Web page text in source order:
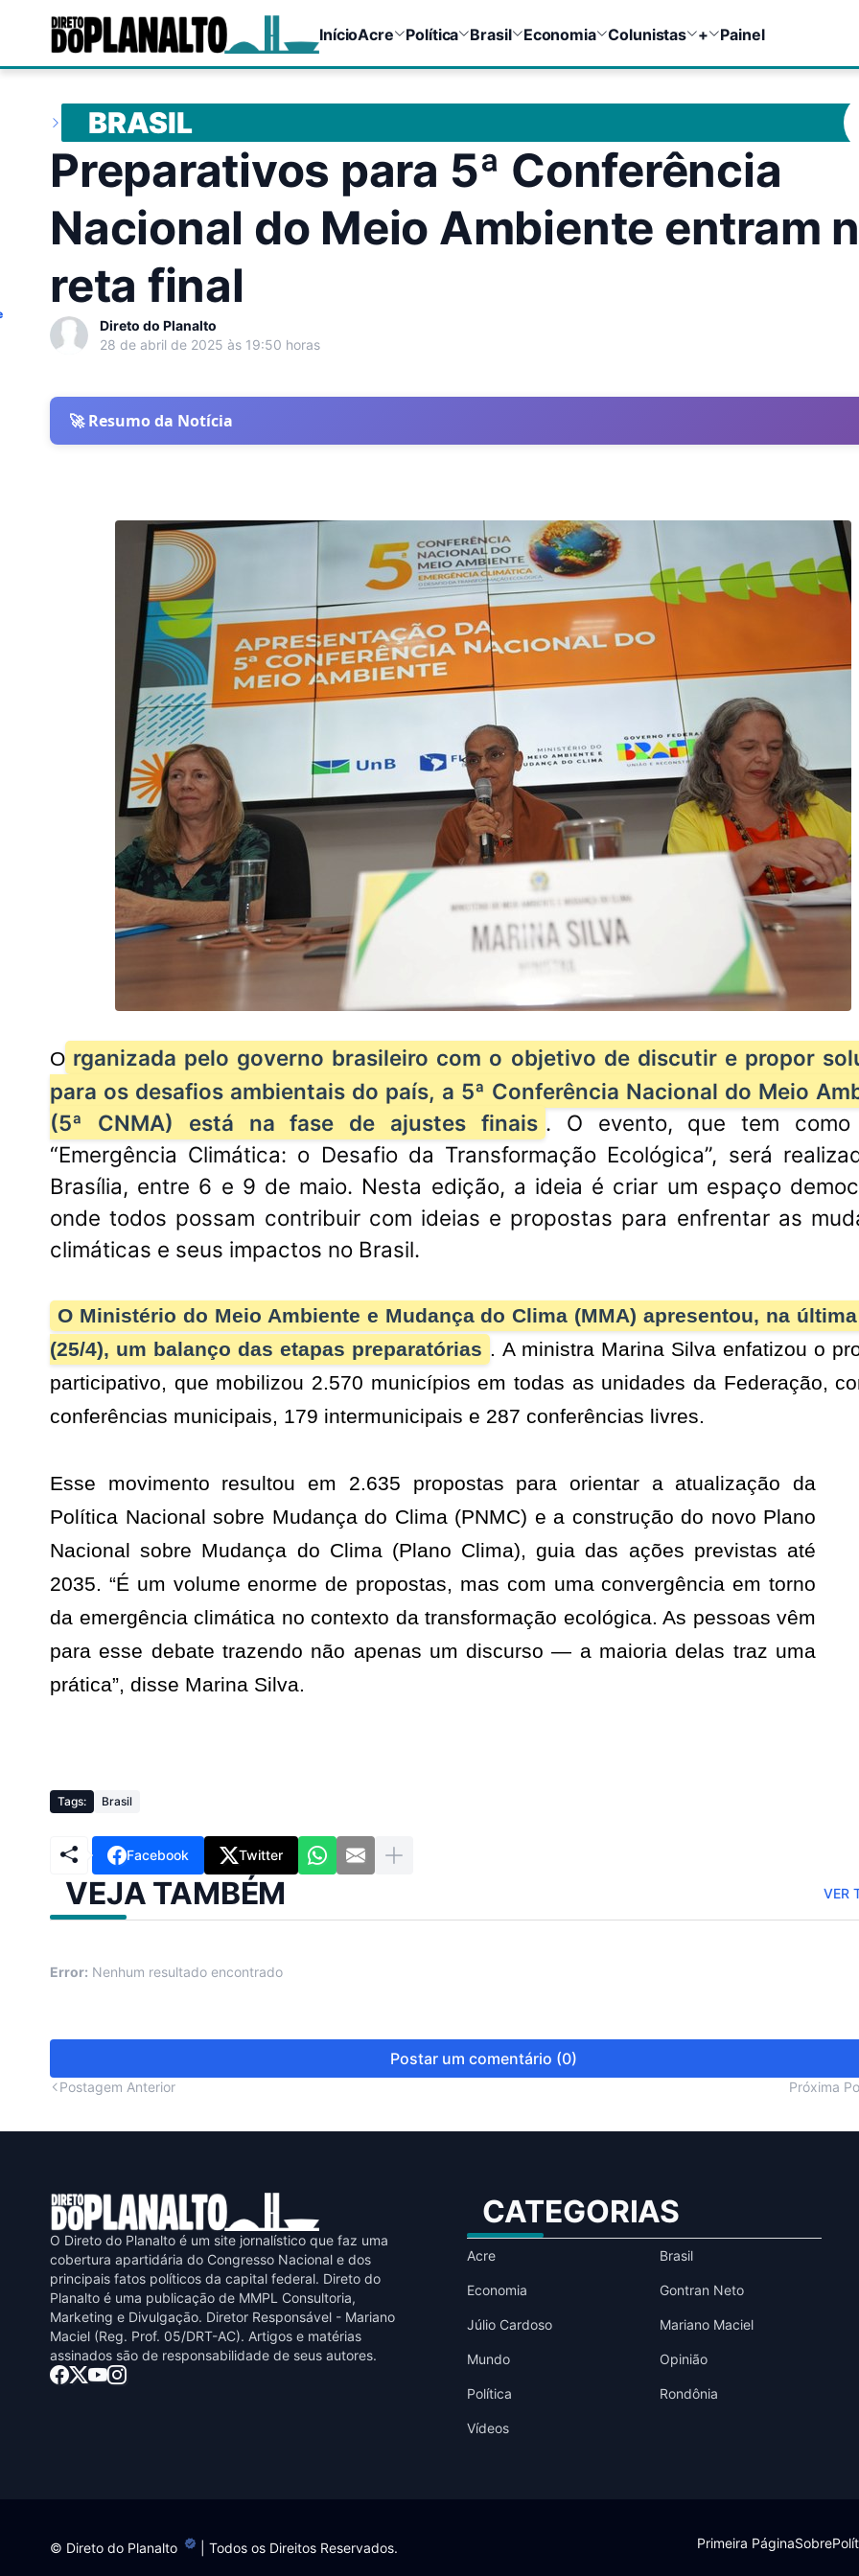
InícioAcre Política Brasil Economia Colunistas + Painel
BRASIL
Preparativos para 5ª Conferência
Nacional do Meio Ambiente entram
reta final
Direto do Planalto
28 de abril de 2025 às 19:50 horas
🚀 Resumo da Notícia
O rganizada pelo governo brasileiro com o objetivo de discutir e propor
para os desafios ambientais do país, a 5ª Conferência Nacional do Meio
(5ª CNMA) está na fase de ajustes finais . O evento, que tem como
“Emergência Climática: o Desafio da Transformação Ecológica”, será
Brasília, entre 6 e 9 de maio. Nesta edição, a ideia é criar um espaço
onde todos possam contribuir com ideias e propostas para enfrentar as
climáticas e seus impactos no Brasil.
O Ministério do Meio Ambiente e Mudança do Clima (MMA) apresentou, na
(25/4), um balanço das etapas preparatórias . A ministra Marina Silva enfatizou o
participativo, que mobilizou 2.570 municípios em todas as unidades da Federação,
conferências municipais, 179 intermunicipais e 287 conferências livres.
Esse movimento resultou em 2.635 propostas para orientar a atualização da
Política Nacional sobre Mudança do Clima (PNMC) e a construção do novo Plano
Nacional sobre Mudança do Clima (Plano Clima), guia das ações previstas até
2035. “É um volume enorme de propostas, mas com uma convergência em torno
da emergência climática no contexto da transformação ecológica. As pessoas vêm
para esse debate trazendo não apenas um discurso — a maioria delas traz uma
prática”, disse Marina Silva.
Tags: Brasil
Facebook Twitter
VEJA TAMBÉM VER
Error: Nenhum resultado encontrado
Postar um comentário (0)
Postagem Anterior Próxima
Lei que aumenta
é sancionada
O Direto do Planalto é um site jornalístico que faz uma
cobertura apartidária do Congresso Nacional e dos
principais fatos políticos da capital federal. Direto do
Planalto é uma publicaçāo de MMPL Consultoria,
Marketing e Divulgaçāo. Diretor Responsável - Mariano
Maciel (Reg. Prof. 05/DRT-AC). Artigos e matérias
assinados sāo de responsabilidade de seus autores.
CATEGORIAS
Acre Brasil
Economia Gontran Neto
Júlio Cardoso Mariano Maciel
Mundo Opinião
Política Rondônia
Vídeos
© Direto do Planalto | Todos os Direitos Reservados. Primeira PáginaSobre